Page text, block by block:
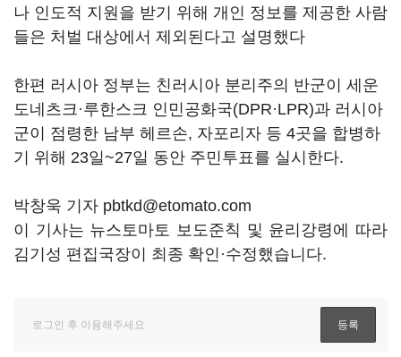
나 인도적 지원을 받기 위해 개인 정보를 제공한 사람
들은 처벌 대상에서 제외된다고 설명했다
한편 러시아 정부는 친러시아 분리주의 반군이 세운
도네츠크·루한스크 인민공화국(DPR·LPR)과 러시아
군이 점령한 남부 헤르손, 자포리자 등 4곳을 합병하
기 위해 23일~27일 동안 주민투표를 실시한다.
박창욱 기자 pbtkd@etomato.com
이 기사는 뉴스토마토 보도준칙 및 윤리강령에 따라
김기성 편집국장이 최종 확인·수정했습니다.